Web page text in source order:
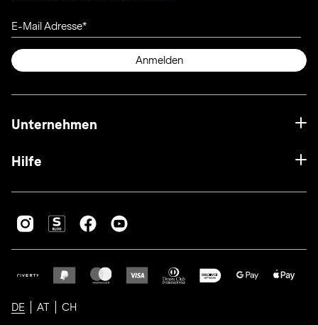
E-Mail Adresse
Anmelden
Unternehmen
Hilfe
DE AT CH